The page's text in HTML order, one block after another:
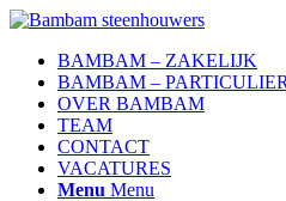
BAMBAM – ZAKELIJK
BAMBAM – PARTICULIER
OVER BAMBAM
TEAM
CONTACT
VACATURES
Menu Menu